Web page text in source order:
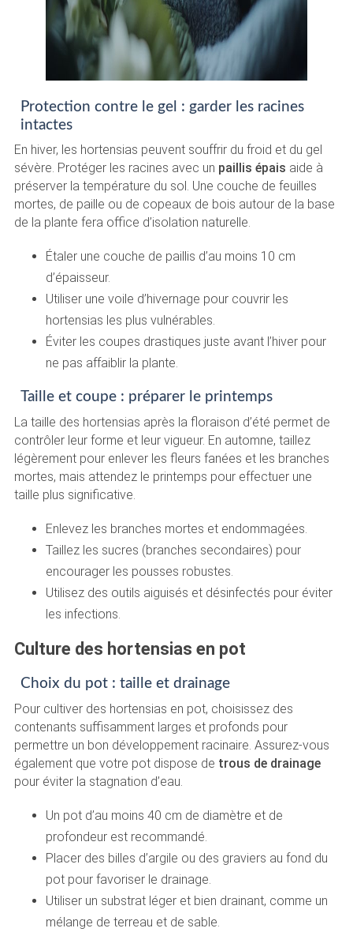
Protection contre le gel : garder les racines
intactes
En hiver, les hortensias peuvent souffrir du froid et du gel
sévère. Protéger les racines avec un paillis épais aide à
préserver la température du sol. Une couche de feuilles
mortes, de paille ou de copeaux de bois autour de la base
de la plante fera office d’isolation naturelle.
Étaler une couche de paillis d’au moins 10 cm
d’épaisseur.
Utiliser une voile d’hivernage pour couvrir les
hortensias les plus vulnérables.
Éviter les coupes drastiques juste avant l’hiver pour
ne pas affaiblir la plante.
Taille et coupe : préparer le printemps
La taille des hortensias après la floraison d’été permet de
contrôler leur forme et leur vigueur. En automne, taillez
légèrement pour enlever les fleurs fanées et les branches
mortes, mais attendez le printemps pour effectuer une
taille plus significative.
Enlevez les branches mortes et endommagées.
Taillez les sucres (branches secondaires) pour
encourager les pousses robustes.
Utilisez des outils aiguisés et désinfectés pour éviter
les infections.
Culture des hortensias en pot
Choix du pot : taille et drainage
Pour cultiver des hortensias en pot, choisissez des
contenants suffisamment larges et profonds pour
permettre un bon développement racinaire. Assurez-vous
également que votre pot dispose de trous de drainage
pour éviter la stagnation d’eau.
Un pot d’au moins 40 cm de diamètre et de
profondeur est recommandé.
Placer des billes d’argile ou des graviers au fond du
pot pour favoriser le drainage.
Utiliser un substrat léger et bien drainant, comme un
mélange de terreau et de sable.